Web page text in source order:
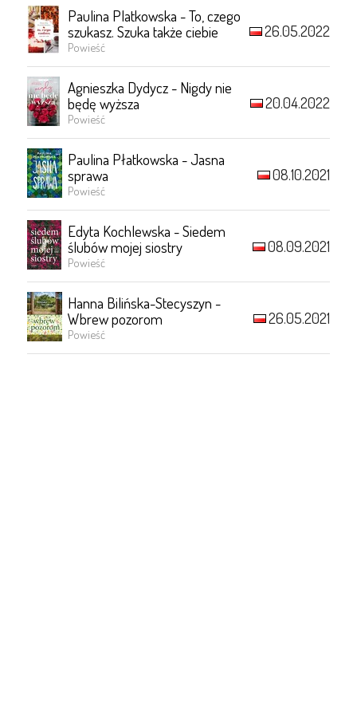
Paulina Platkowska - To, czego
szukasz. Szuka także ciebie
Powieść
26.05.2022
Agnieszka Dydycz - Nigdy nie
będę wyższa
Powieść
20.04.2022
Paulina Płatkowska - Jasna
sprawa
Powieść
08.10.2021
Edyta Kochlewska - Siedem
ślubów mojej siostry
Powieść
08.09.2021
Hanna Bilińska-Stecyszyn -
Wbrew pozorom
Powieść
26.05.2021